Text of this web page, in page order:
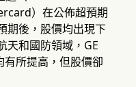
）在公佈超預期
期後，股價均出現下
天和國防領域，GE
所提高，但股價卻